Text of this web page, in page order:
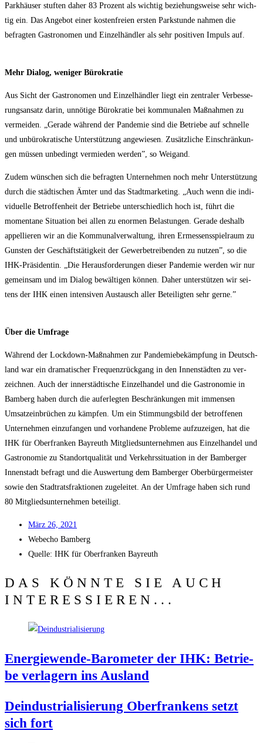
Park­häu­ser stuf­ten daher 83 Pro­zent als wich­tig bezie­hungs­wei­se sehr wich­
tig ein. Das Ange­bot einer kos­ten­frei­en ers­ten Park­stun­de nah­men die
befrag­ten Gas­tro­no­men und Ein­zel­händ­ler als sehr posi­ti­ven Impuls auf.
Mehr Dia­log, weni­ger Bürokratie
Aus Sicht der Gas­tro­no­men und Ein­zel­händ­ler liegt ein zen­tra­ler Ver­bes­se­
rungs­an­satz dar­in, unnö­ti­ge Büro­kra­tie bei kom­mu­na­len Maß­nah­men zu
ver­mei­den. „Gera­de wäh­rend der Pan­de­mie sind die Betrie­be auf schnel­le
und unbü­ro­kra­ti­sche Unter­stüt­zung ange­wie­sen. Zusätz­li­che Ein­schrän­kun­
gen müs­sen unbe­dingt ver­mie­den wer­den”, so Weigand.
Zudem wün­schen sich die befrag­ten Unter­neh­men noch mehr Unter­stüt­zung
durch die städ­ti­schen Ämter und das Stadt­mar­ke­ting. „Auch wenn die indi­
vi­du­el­le Betrof­fen­heit der Betrie­be unter­schied­lich hoch ist, führt die
momen­ta­ne Situa­ti­on bei allen zu enor­men Belas­tun­gen. Gera­de des­halb
appel­lie­ren wir an die Kom­mu­nal­ver­wal­tung, ihren Ermes­sens­spiel­raum zu
Guns­ten der Geschäfts­tä­tig­keit der Gewer­be­trei­ben­den zu nut­zen”, so die
IHK-Prä­si­den­tin. „Die Her­aus­for­de­run­gen die­ser Pan­de­mie wer­den wir nur
gemein­sam und im Dia­log bewäl­ti­gen kön­nen. Daher unter­stüt­zen wir sei­
tens der IHK einen inten­si­ven Aus­tausch aller Betei­lig­ten sehr gerne.”
Über die Umfrage
Wäh­rend der Lock­down-Maß­nah­men zur Pan­de­mie­be­kämp­fung in Deutsch­
land war ein dra­ma­ti­scher Fre­quenz­rück­gang in den Innen­städ­ten zu ver­
zeich­nen. Auch der inner­städ­ti­sche Ein­zel­han­del und die Gas­tro­no­mie in
Bam­berg haben durch die auf­er­leg­ten Beschrän­kun­gen mit immensen
Umsatz­ein­brü­chen zu kämp­fen. Um ein Stim­mungs­bild der betrof­fe­nen
Unter­neh­men ein­zu­fan­gen und vor­han­de­ne Pro­ble­me auf­zu­zei­gen, hat die
IHK für Ober­fran­ken Bay­reuth Mit­glieds­un­ter­neh­men aus Ein­zel­han­del und
Gas­tro­no­mie zu Stand­ort­qua­li­tät und Ver­kehrs­si­tua­ti­on in der Bam­ber­ger
Innen­stadt befragt und die Aus­wer­tung dem Bam­ber­ger Ober­bür­ger­meis­ter
sowie den Stadt­rats­frak­tio­nen zuge­lei­tet. An der Umfra­ge haben sich rund
80 Mit­glieds­un­ter­neh­men beteiligt.
März 26, 2021
Web­echo Bamberg
Quel­le: IHK für Ober­fran­ken Bayreuth
DAS KÖNNTE SIE AUCH
INTERESSIEREN...
Ener­gie­wen­de-Baro­me­ter der IHK: Betrie­
be ver­la­gern ins Ausland
Deindus­tria­li­sie­rung Ober­fran­kens setzt
sich fort